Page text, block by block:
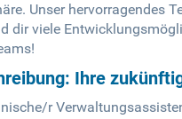
Unser hervorragendes
dir viele
Ihre
r